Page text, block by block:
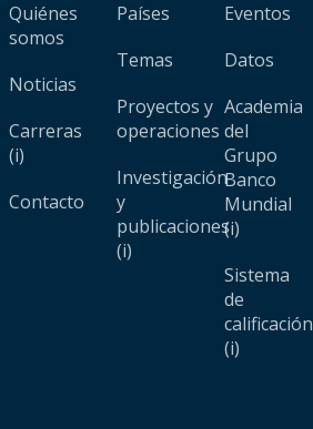
Quiénes
somos
Noticias
Carreras
(i)
Contacto
Países
Temas
Proyectos y
operaciones
Investigación
y
publicaciones
(i)
Eventos
Datos
Academia
del
Grupo
Banco
Mundial
(i)
Sistema
de
calificación
(i)